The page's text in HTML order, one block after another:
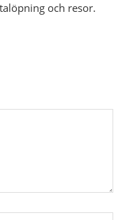
och resor.